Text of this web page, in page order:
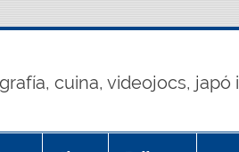
cuina, videojocs, japó